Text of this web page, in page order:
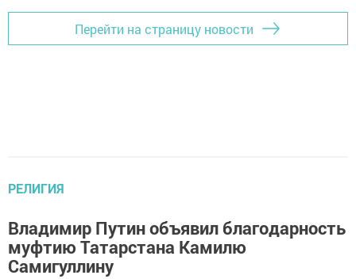
Перейти на страницу новости
РЕЛИГИЯ
Владимир Путин объявил благодарность
муфтию Татарстана Камилю
Самигуллину